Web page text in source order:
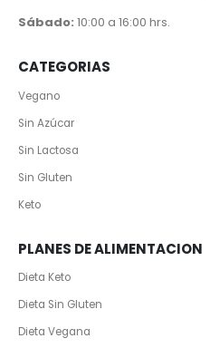
Sábado: 10:00 a 16:00 hrs.
CATEGORIAS
Vegano
Sin Azúcar
Sin Lactosa
Sin Gluten
Keto
PLANES DE ALIMENTACION
Dieta Keto
Dieta Sin Gluten
Dieta Vegana